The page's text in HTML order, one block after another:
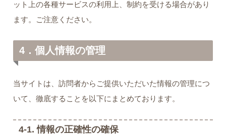
ット上の各種サービスの利用上、制約を受ける場合があり
ます。ご注意ください。
4．個人情報の管理
当サイトは、訪問者からご提供いただいた情報の管理につ
いて、徹底することを以下にまとめております。
4-1. 情報の正確性の確保